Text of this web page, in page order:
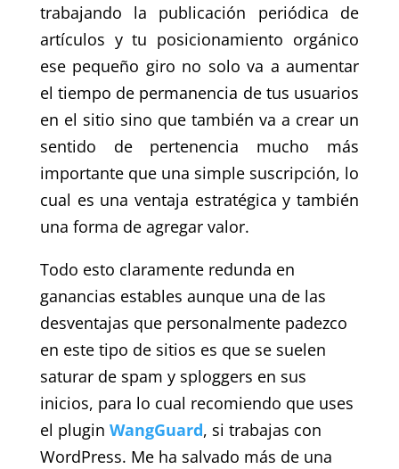
trabajando la publicación periódica de
artículos y tu posicionamiento orgánico
ese pequeño giro no solo va a aumentar
el tiempo de permanencia de tus usuarios
en el sitio sino que también va a crear un
sentido de pertenencia mucho más
importante que una simple suscripción, lo
cual es una ventaja estratégica y también
una forma de agregar valor.
Todo esto claramente redunda en
ganancias estables aunque una de las
desventajas que personalmente padezco
en este tipo de sitios es que se suelen
saturar de spam y sploggers en sus
inicios, para lo cual recomiendo que uses
el plugin WangGuard, si trabajas con
WordPress. Me ha salvado más de una